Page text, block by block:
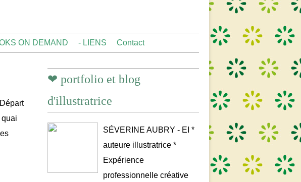
ON DEMAND - LIENS Contact
❤ portfolio et blog
d'illustratrice
SÉVERINE AUBRY - EI *
auteure illustratrice *
Expérience
professionnelle créative